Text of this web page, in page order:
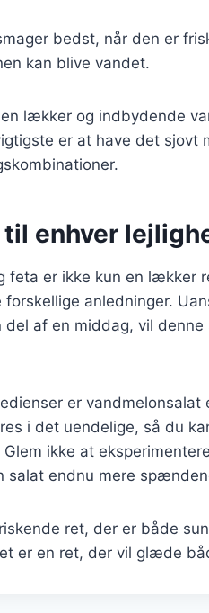
bedst, når den er
kan blive vandet.
lækker og indbydende
er at have det sjovt
enhver
er ikke kun en lækker
anledninger.
del af en middag, vil
er
i det uendelige, så du
ikke at
salat endnu mere
ret, der er både
er en ret, der vil glæde